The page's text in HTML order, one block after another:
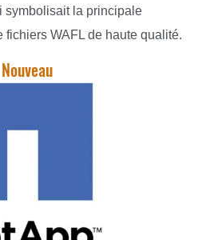
symbolisait la principale
fichiers WAFL de haute qualité.
Nouveau